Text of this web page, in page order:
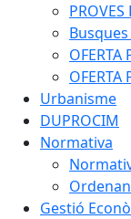
PROVES
OFERTA
OFERTA
Urbanisme
DUPROCIM
Normativa
Gestió